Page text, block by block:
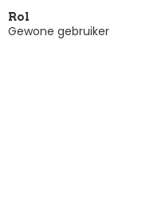
Rol
Gewone gebruiker